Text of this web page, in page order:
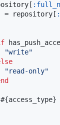
= repository[
"write"
"read-only"
#{access_type}